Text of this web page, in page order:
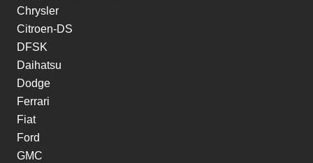
Chrysler
Citroen-DS
DFSK
Daihatsu
Dodge
Ferrari
Fiat
Ford
GMC